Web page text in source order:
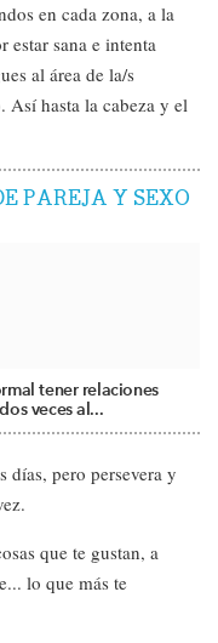
en cada zona, a la
estar sana e intenta
al área de la/s
Así hasta la cabeza y el
PAREJA Y SEXO
tener relaciones
veces al...
días, pero persevera y
que te gustan, a
lo que más te